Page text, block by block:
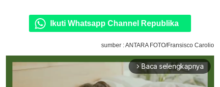
Ikuti Whatsapp Channel Republika
sumber : ANTARA FOTO/Fransisco Carolio
arrow_forward_ios Baca selengkapnya